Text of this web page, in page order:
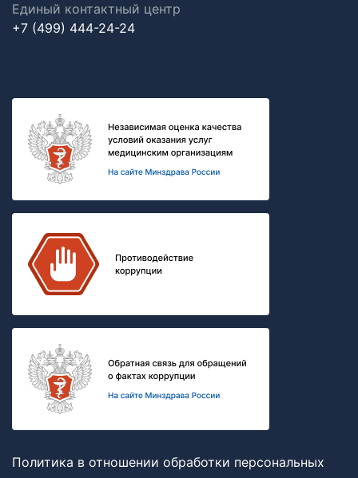
Единый контактный центр
+7 (499) 444-24-24
Политика в отношении обработки персональных